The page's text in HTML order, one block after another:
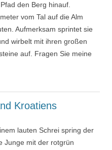
den Berg hinauf.
vom Tal auf die Alm
Aufmerksam sprintet sie
wirbelt mit ihren großen
auf. Fragen Sie meine
Kroatiens
lauten Schrei spring der
Junge mit der rotgrün